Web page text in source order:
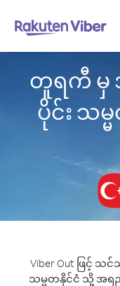
တူရကီ မှ
ပိုင်း သမ္
Viber Out ဖြင့်
သမ္မတနိုင်ငံ သို့ အရ